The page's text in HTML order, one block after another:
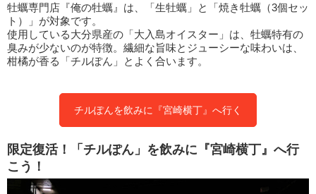
牡蠣専門店『俺の牡蠣』は、「生牡蠣」と「焼き牡蠣（3個セッ
ト）」が対象です。
使用している大分県産の「大入島オイスター」は、牡蠣特有の
臭みが少ないのが特徴。繊細な旨味とジューシーな味わいは、
柑橘が香る「チルぽん」とよく合います。
チルぽんを飲みに『宮崎横丁』へ行く
限定復活！「チルぽん」を飲みに『宮崎横丁』へ行
こう！